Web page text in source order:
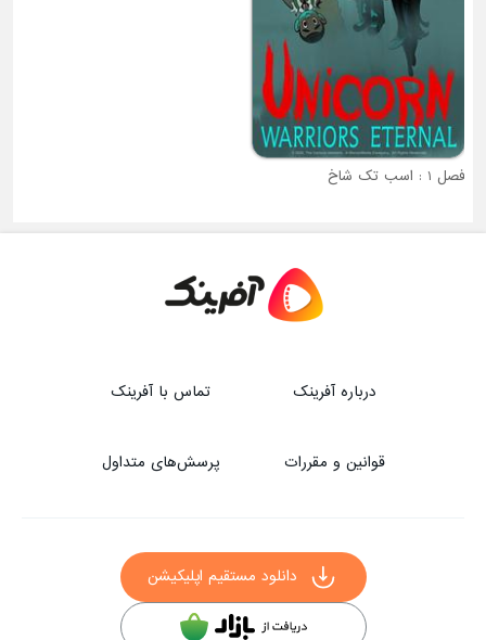
فصل 1 : اسب تک شاخ
درباره آفرینک تماس با آفرینک
قوانین و مقررات پرسش‌های متداول
دانلود مستقیم اپلیکیشن